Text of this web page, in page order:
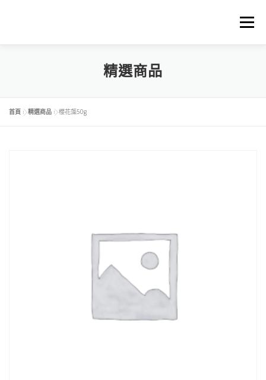
選單
關於中琉物產 代理進口品牌
料理食譜下載
精選商品
首頁 »精選商品 »櫻花藻50g